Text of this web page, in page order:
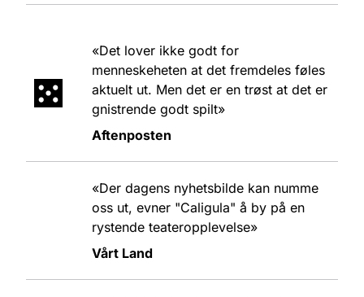
«Det lover ikke godt for
menneskeheten at det fremdeles føles
aktuelt ut. Men det er en trøst at det er
gnistrende godt spilt»
Aftenposten
«Der dagens nyhetsbilde kan numme
oss ut, evner "Caligula" å by på en
rystende teateropplevelse»
Vårt Land